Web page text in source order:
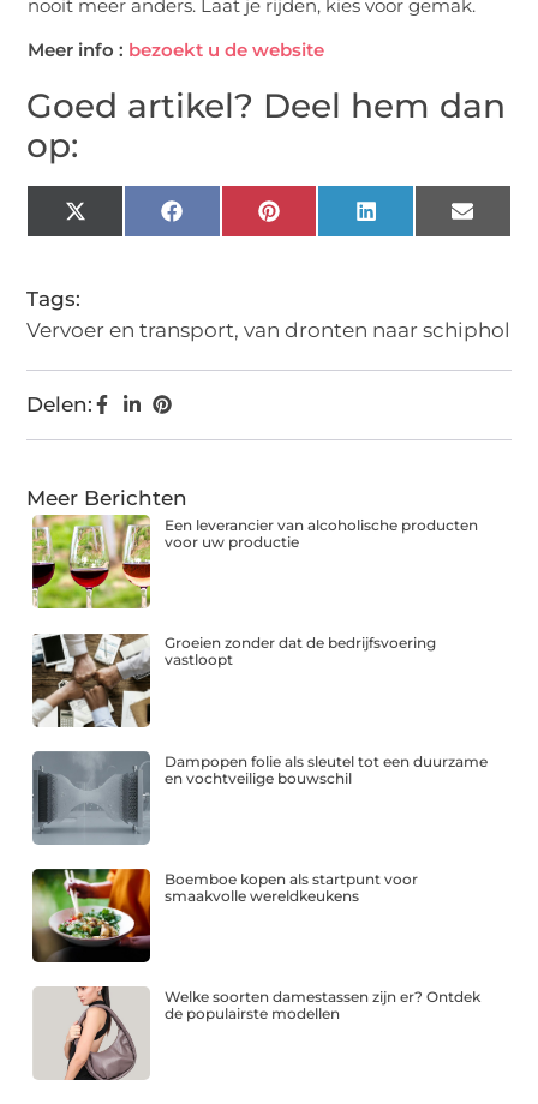
nooit meer anders. Laat je rijden, kies voor gemak.
Meer info : bezoekt u de website
Goed artikel? Deel hem dan
op:
X
(Twitter)
FacebookPinterestLinkedIn Email
Tags:
Vervoer en transport,van dronten naar schiphol
Delen:
Meer Berichten
Een leverancier van alcoholische producten
voor uw productie
Groeien zonder dat de bedrijfsvoering
vastloopt
Dampopen folie als sleutel tot een duurzame
en vochtveilige bouwschil
Boemboe kopen als startpunt voor
smaakvolle wereldkeukens
Welke soorten damestassen zijn er? Ontdek
de populairste modellen